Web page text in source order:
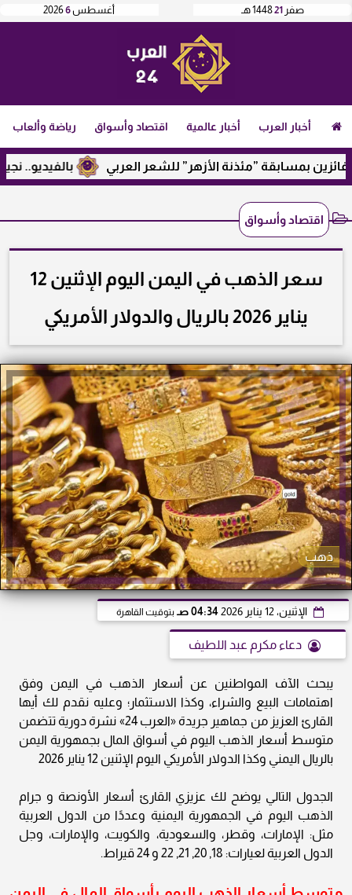
أغسطس6
2026 صفر 211448 هـ
أخبار العرب أخبار عالمية اقتصاد وأسواق رياضة وألعاب
بالفيديو.. نجيب بمسابقة ”مئذنة الأزهر” للشعر العربي
اقتصاد وأسواق
سعر الذهب في اليمن اليوم الإثنين 12
يناير 2026 بالريال والدولار الأمريكي
ذهب
الإثنين، 12 يناير 2026 04:34 صـ بتوقيت القاهرة
دعاء مكرم عبد اللطيف
يبحث الآف المواطنين عن أسعار الذهب في اليمن وفق
اهتمامات البيع والشراء، وكذا الاستثمار؛ وعليه نقدم لك أيها
القارئ العزيز من جماهير جريدة «العرب 24» نشرة دورية تتضمن
متوسط أسعار الذهب اليوم في أسواق المال بجمهورية اليمن
بالريال اليمني وكذا الدولار الأمريكي اليوم الإثنين 12 يناير 2026
الجدول التالي يوضح لك عزيزي القارئ أسعار الأونصة و جرام
الذهب اليوم في الجمهورية اليمنية وعددًا من الدول العربية
مثل: الإمارات، وقطر، والسعودية، والكويت، والإمارات، وجل
الدول العربية لعيارات: 18, 20, 21, 22 و 24 قيراط.